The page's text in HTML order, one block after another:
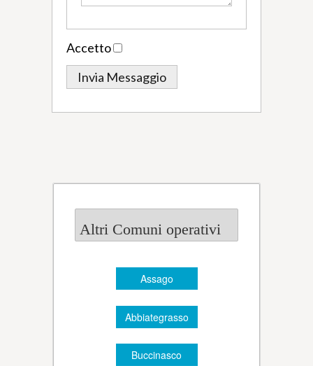
Accetto
Altri Comuni operativi
Assago
Abbiategrasso
Buccinasco